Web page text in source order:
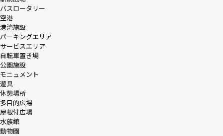
バスロータリー
空港
港湾施設
パーキングエリア
サービスエリア
自転車置き場
公園施設
モニュメント
遊具
休憩場所
多目的広場
屋根付広場
水族館
動物園